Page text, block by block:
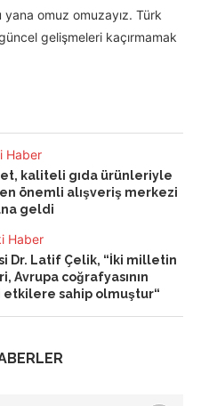
omuz omuzayız. Türk
gelişmeleri kaçırmamak
Haber
kaliteli gıda ürünleriyle
önemli alışveriş merkezi
geldi
Haber
Dr. Latif Çelik, “İki milletin
Avrupa coğrafyasının
sahip olmuştur“